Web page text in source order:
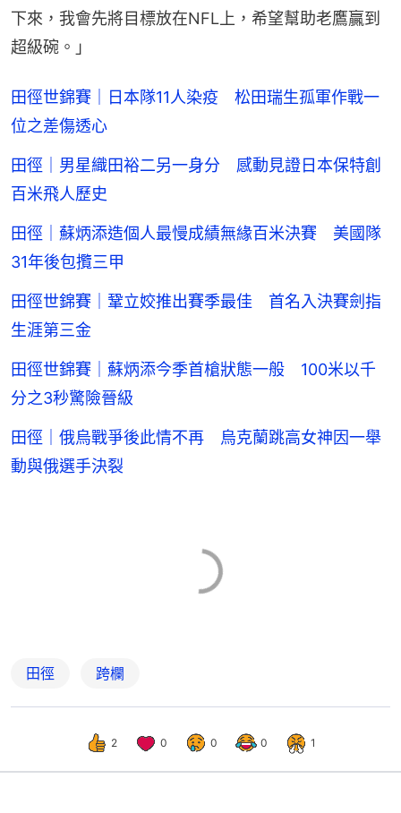
下來，我會先將目標放在NFL上，希望幫助老鷹贏到
超級碗。」
田徑世錦賽｜日本隊11人染疫 松田瑞生孤軍作戰一
位之差傷透心
田徑｜男星織田裕二另一身分 感動見證日本保特創
百米飛人歷史
田徑｜蘇炳添造個人最慢成績無緣百米決賽 美國隊
31年後包攬三甲
田徑世錦賽｜鞏立姣推出賽季最佳 首名入決賽劍指
生涯第三金
田徑世錦賽｜蘇炳添今季首槍狀態一般 100米以千
分之3秒驚險晉級
田徑｜俄烏戰爭後此情不再 烏克蘭跳高女神因一舉
動與俄選手決裂
田徑 跨欄
2 0 0 0 1